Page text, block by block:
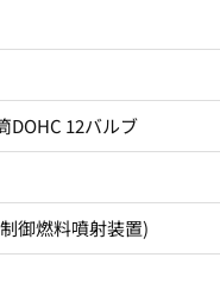
DOHC 12バルブ
御燃料噴射装置)